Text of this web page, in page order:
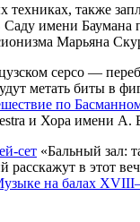
также
Саду имени Баумана
Марьяна
серсо —
метать биты в
по
и Хора имени А.
сет «Бальный зал:
расскажут в этот
на балах